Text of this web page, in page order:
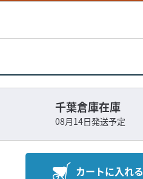
千葉倉庫在庫
08月14日発送予定
カートに入れる